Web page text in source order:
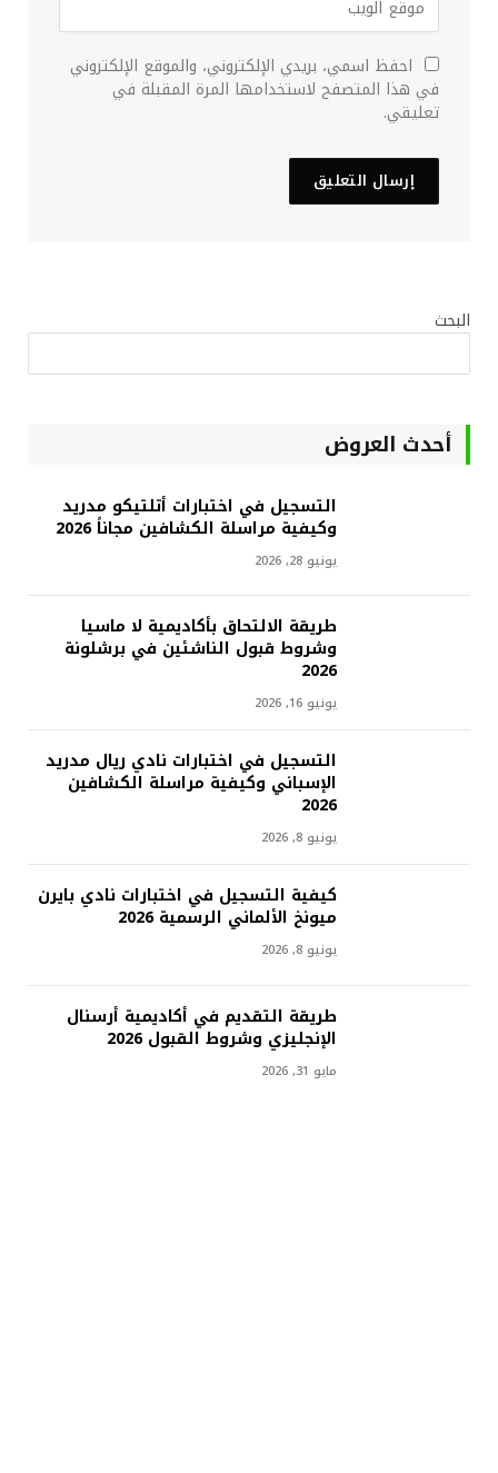
احفظ اسمي، بريدي الإلكتروني، والموقع الإلكتروني
في هذا المتصفح لاستخدامها المرة المقبلة في
تعليقي.
البحث
أحدث العروض
التسجيل في اختبارات أتلتيكو مدريد
وكيفية مراسلة الكشافين مجاناً 2026
يونيو 28, 2026
طريقة الالتحاق بأكاديمية لا ماسيا
وشروط قبول الناشئين في برشلونة
2026
يونيو 16, 2026
التسجيل في اختبارات نادي ريال مدريد
الإسباني وكيفية مراسلة الكشافين
2026
يونيو 8, 2026
كيفية التسجيل في اختبارات نادي بايرن
ميونخ الألماني الرسمية 2026
يونيو 8, 2026
طريقة التقديم في أكاديمية أرسنال
الإنجليزي وشروط القبول 2026
مايو 31, 2026